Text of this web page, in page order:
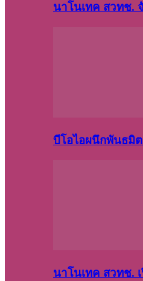
นาโนเทค สวทช.
บีโอไอผนึกพันธมิ
นาโนเทค สวทช.